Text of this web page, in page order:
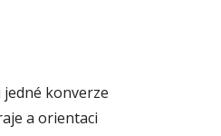
jedné konverze
a orientaci